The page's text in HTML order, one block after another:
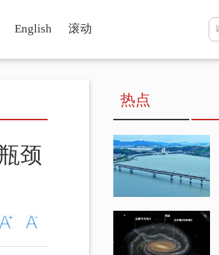
English 滚动
颈
热点